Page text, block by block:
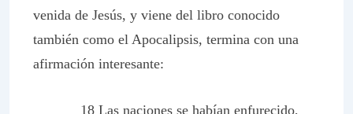
venida de Jesús, y viene del libro conocido
también como el Apocalipsis, termina con una
afirmación interesante:
18 Las naciones se habían enfurecido,